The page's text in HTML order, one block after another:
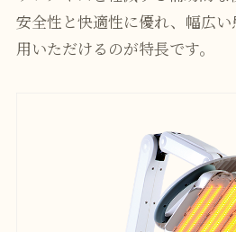
安全性と快適性に優れ、幅広
用いただけるのが特長です。